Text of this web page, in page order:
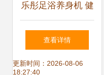
乐彤足浴养身机 健
康保健器械商店的
热门之选
查看详情
更新时间：2026-08-06
18:27:40